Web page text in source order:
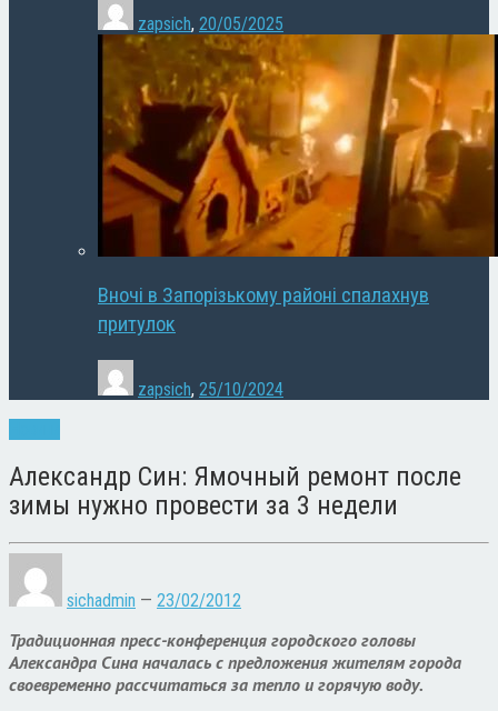
zapsich, 20/05/2025
Вночі в Запорізькому районі спалахнув
притулок
zapsich, 25/10/2024
Александр Син: Ямочный ремонт после
зимы нужно провести за 3 недели
sichadmin — 23/02/2012
Традиционная пресс-конференция городского головы
Александра Сина началась с предложения жителям города
своевременно рассчитаться за тепло и горячую воду.